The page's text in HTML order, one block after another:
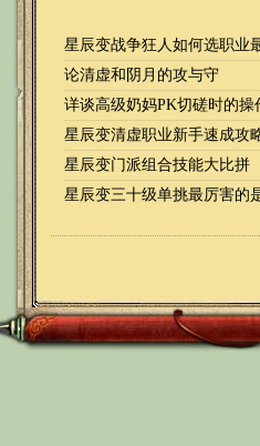
星辰变战争狂人如何选职业
论清虚和阴月的攻与守
详谈高级奶妈PK切磋时的操
星辰变清虚职业新手速成攻
星辰变门派组合技能大比拼
星辰变三十级单挑最厉害的